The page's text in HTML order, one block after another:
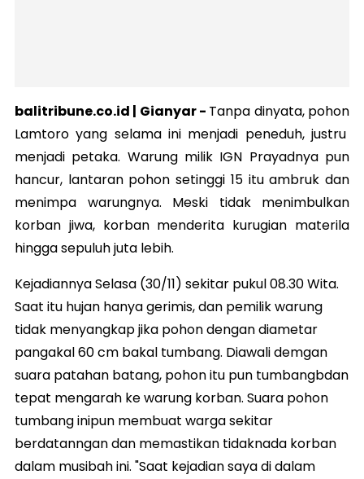
balitribune.co.id | Gianyar- Tanpa dinyata, pohon
Lamtoro yang selama ini menjadi peneduh, justru
menjadi petaka. Warung milik IGN Prayadnya pun
hancur, lantaran pohon setinggi 15 itu ambruk dan
menimpa warungnya. Meski tidak menimbulkan
korban jiwa, korban menderita kurugian materila
hingga sepuluh juta lebih.
Kejadiannya Selasa (30/11) sekitar pukul 08.30 Wita.
Saat itu hujan hanya gerimis, dan pemilik warung
tidak menyangkap jika pohon dengan diametar
pangakal 60 cm bakal tumbang. Diawali demgan
suara patahan batang, pohon itu pun tumbangbdan
tepat mengarah ke warung korban. Suara pohon
tumbang inipun membuat warga sekitar
berdatanngan dan memastikan tidaknada korban
dalam musibah ini. "Saat kejadian saya di dalam